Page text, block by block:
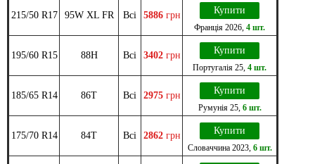
215/50 R17 95W XL FR Всі 5886 грн Купити
Франція 2026 4 шт.
195/60 R15 88H Всі 3402 грн Купити
Португалія 25 4 шт.
185/65 R14 86T Всі 2975 грн Купити
Румунія25, 6 шт.
175/70 R14 84T Всі 2862 грн Купити
Словаччина2023, 6 шт.